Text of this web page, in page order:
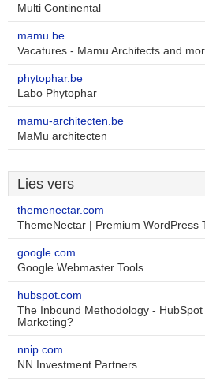
Multi Continental
mamu.be
Vacatures - Mamu Architects and
phytophar.be
Labo Phytophar
mamu-architecten.be
MaMu architecten
Lies vers
themenectar.com
ThemeNectar | Premium WordPress
google.com
Google Webmaster Tools
hubspot.com
The Inbound Methodology -
Marketing?
nnip.com
NN Investment Partners